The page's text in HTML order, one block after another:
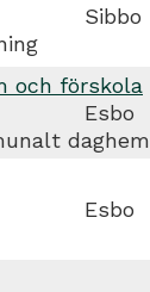
Sibbo
och förskola
Esbo
daghem
Esbo